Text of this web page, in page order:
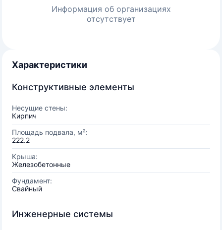
Информация об организациях
отсутствует
Характеристики
Конструктивные элементы
Несущие стены:
Кирпич
Площадь подвала, м²:
222.2
Крыша:
Железобетонные
Фундамент:
Свайный
Инженерные системы